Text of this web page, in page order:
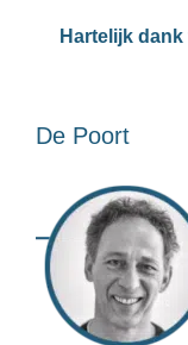
Hartelijk
De Poort